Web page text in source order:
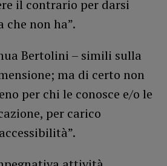
il contrario per darsi
che non ha”.
Bertolini – simili sulla
ma di certo non
per chi le conosce e/o le
per carico